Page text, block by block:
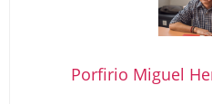
Porfirio Miguel